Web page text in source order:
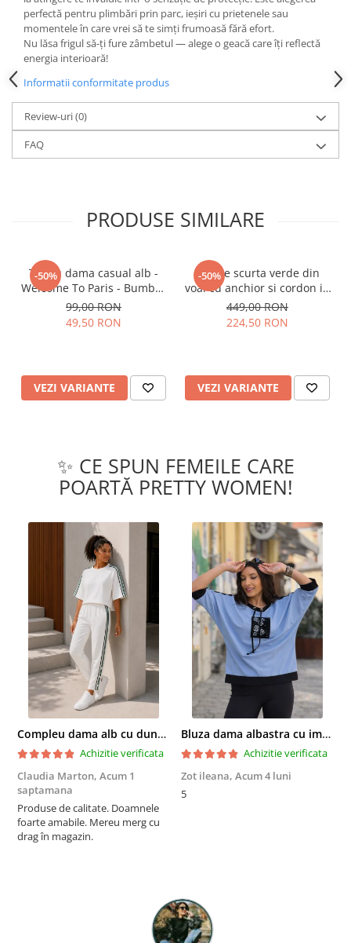
perfectă pentru plimbări prin parc, ieșiri cu prietenele sau
momentele în care vrei să te simți frumoasă fără efort.
Nu lăsa frigul să-ți fure zâmbetul — alege o geacă care îți reflectă
energia interioară!
Informatii conformitate produs
Review-uri(0)
FAQ
PRODUSE SIMILARE
-50%
Tricou dama casual alb -
Welcome To Paris - Bumbac
Organic
99,00 RON
49,50 RON
VEZI VARIANTE
-50%
Rochie scurta verde din
voal cu anchior si cordon in
talie
449,00 RON
224,50 RON
VEZI VARIANTE
✨ CE SPUN FEMEILE CARE
POARTĂ PRETTY WOMEN!
Compleu dama alb cu dungi laterale in nuante de verde si negru
Achizitie verificata
Claudia Marton, Acum 1
saptamana
Produse de calitate. Doamnele
foarte amabile. Mereu merg cu
drag în magazin.
Bluza dama albastra cu imprimeu trandafiri si snur la gat
Achizitie verificata
Zot ileana, Acum 4 luni
5